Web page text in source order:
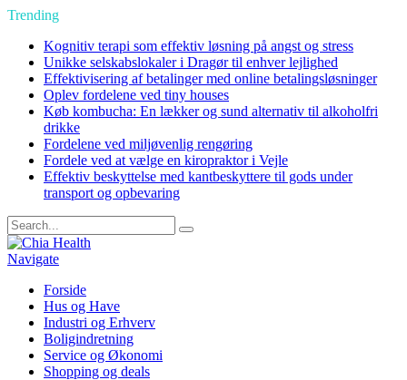
Trending
Kognitiv terapi som effektiv løsning på angst og stress
Unikke selskabslokaler i Dragør til enhver lejlighed
Effektivisering af betalinger med online betalingsløsninger
Oplev fordelene ved tiny houses
Køb kombucha: En lækker og sund alternativ til alkoholfri
drikke
Fordelene ved miljøvenlig rengøring
Fordele ved at vælge en kiropraktor i Vejle
Effektiv beskyttelse med kantbeskyttere til gods under
transport og opbevaring
Navigate
Forside
Hus og Have
Industri og Erhverv
Boligindretning
Service og Økonomi
Shopping og deals